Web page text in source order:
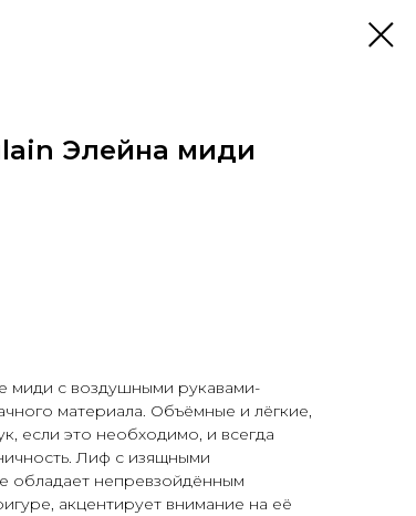
Элейна миди
миди с воздушными рукавами-
материала. Объёмные и лёгкие,
если это необходимо, и всегда
Лиф с изящными
обладает непревзойдённым
акцентирует внимание на её